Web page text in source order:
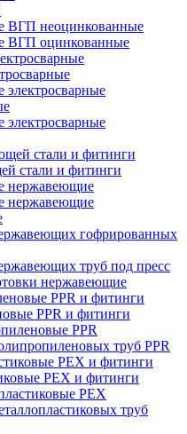
ВГП неоцинкованные
ВГП оцинкованные
электросварные
электросварные
стали и фитинги
нержавеющие
нержавеющие
гофрированных
труб под пресс
нержавеющие
PPR и фитинги
PPR
труб PPR
PEX и фитинги
PEX
труб